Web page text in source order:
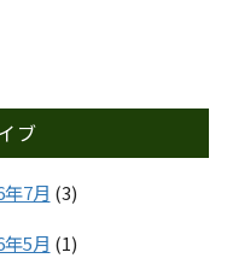
ブ
年7月 (3)
年5月 (1)